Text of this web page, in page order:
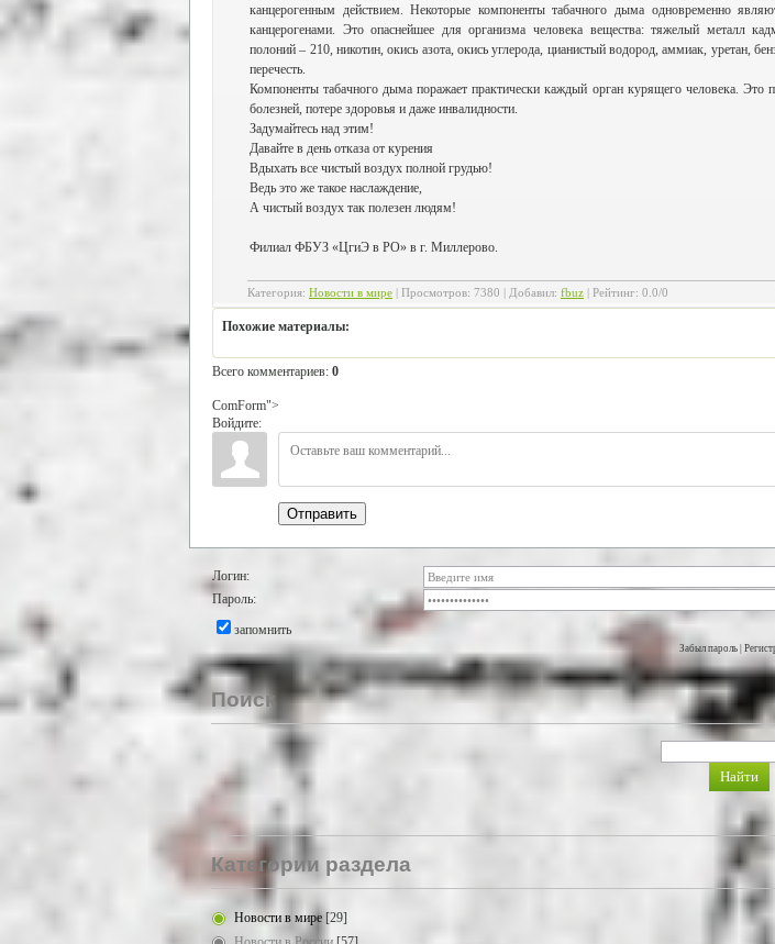
канцерогенным действием. Некоторые компоненты табачного дыма одновременно
канцерогенами. Это опаснейшее для организма человека вещества: тяжелый металл
полоний – 210, никотин, окись азота, окись углерода, цианистый водород, аммиак, уретан,
перечесть.
Компоненты табачного дыма поражает практически каждый орган курящего человека. Это
болезней, потере здоровья и даже инвалидности.
Задумайтесь над этим!
Давайте в день отказа от курения
Вдыхать все чистый воздух полной грудью!
Ведь это же такое наслаждение,
А чистый воздух так полезен людям!
Филиал ФБУЗ «ЦгиЭ в РО» в г. Миллерово.
Категория: Новости в мире Просмотров: 7380 Добавил: fbuz Рейтинг: 0.0/0
Похожие материалы:
Всего комментариев: 0
ComForm">
Войдите:
Отправить
Логин:
Пароль:
запомнить
Забыл пароль
Поиск
Категории раздела
Новости в мире [29]